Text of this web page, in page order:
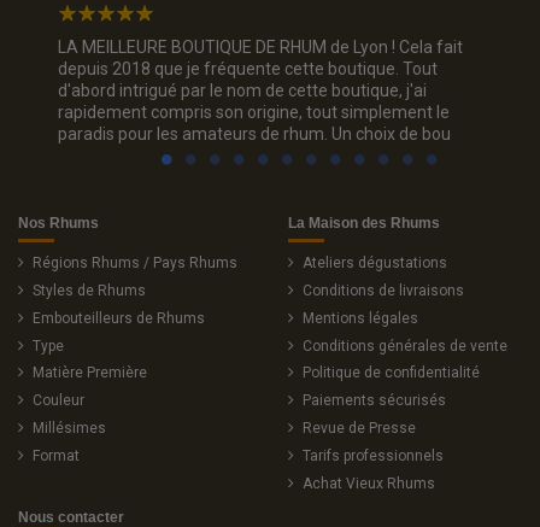
LA MEILLEURE BOUTIQUE DE RHUM de Lyon ! Cela fait
depuis 2018 que je fréquente cette boutique. Tout
d'abord intrigué par le nom de cette boutique, j'ai
rapidement compris son origine, tout simplement le
paradis pour les amateurs de rhum. Un choix de bou
Nos Rhums
Régions Rhums / Pays Rhums
Styles de Rhums
Embouteilleurs de Rhums
Type
Matière Première
Couleur
Millésimes
Format
La Maison des Rhums
Ateliers dégustations
Conditions de livraisons
Mentions légales
Conditions générales de vente
Politique de confidentialité
Paiements sécurisés
Revue de Presse
Tarifs professionnels
Achat Vieux Rhums
Nous contacter